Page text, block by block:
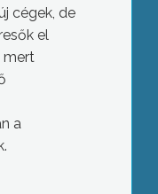
cégek, de
el
mert
a